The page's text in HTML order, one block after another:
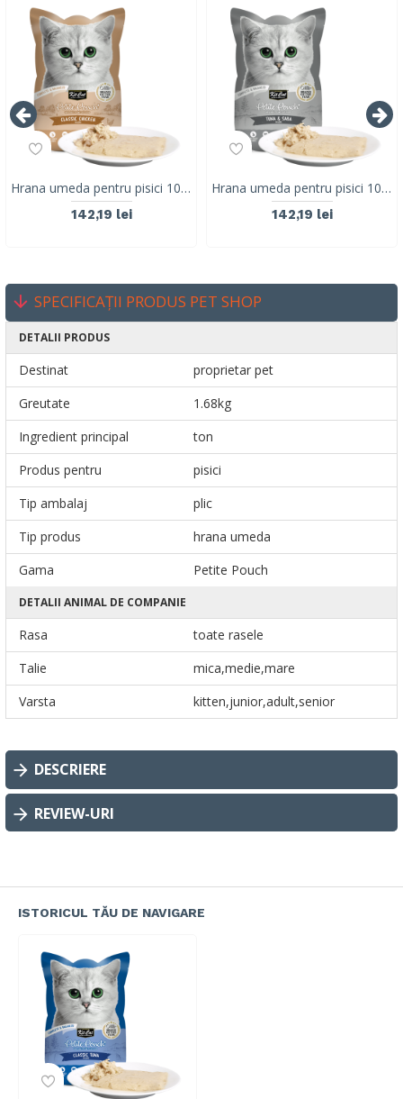
Hrana umeda pentru pisici 100% holistica, Kit Cat Petite Pouch, pui, 24 plicuri x 70g
142,19 lei
Hrana umeda pentru pisici 100% holistica, Kit Cat Petite Pouch, ton si macrou, 24 plicuri x 70g
142,19 lei
SPECIFICAȚII PRODUS PET SHOP
DETALII PRODUS
Destinat
proprietar pet
Greutate
1.68kg
Ingredient principal
ton
Produs pentru
pisici
Tip ambalaj
plic
Tip produs
hrana umeda
Gama
Petite Pouch
DETALII ANIMAL DE COMPANIE
Rasa
toate rasele
Talie
mica,medie,mare
Varsta
kitten,junior,adult,senior
DESCRIERE
REVIEW-URI
ISTORICUL TĂU DE NAVIGARE